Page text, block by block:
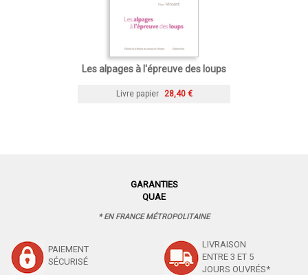
Les alpages à l'épreuve des loups
Livre papier 28,40 €
GARANTIES
QUAE
* EN FRANCE MÉTROPOLITAINE
PAIEMENT
SÉCURISÉ
LIVRAISON
ENTRE 3 ET 5
JOURS OUVRÉS*